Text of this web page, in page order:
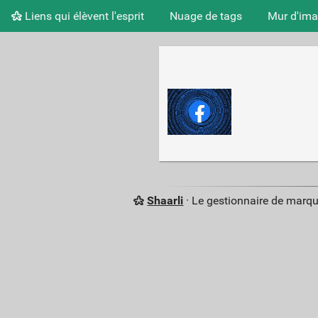
Liens qui élèvent l'esprit Nuage de tags Mur
Shaarli · Le gestionnaire de